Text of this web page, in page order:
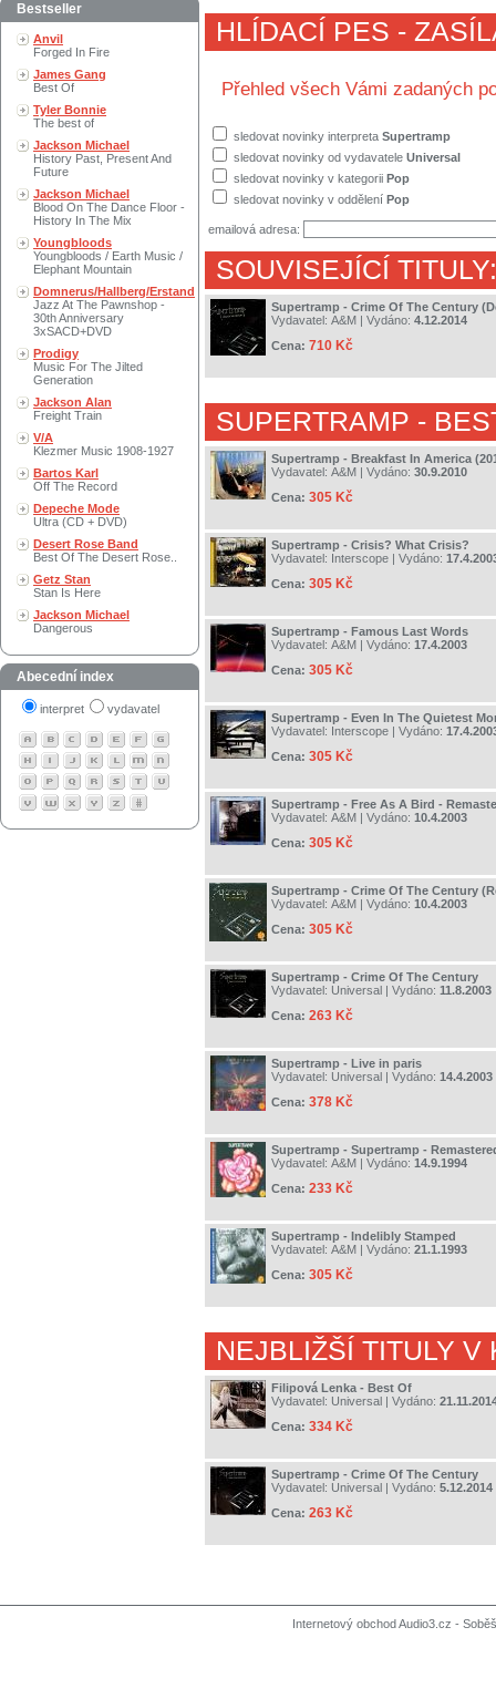
Bestseller
Anvil
Forged In Fire
James Gang
Best Of
Tyler Bonnie
The best of
Jackson Michael
History Past, Present And
Future
Jackson Michael
Blood On The Dance Floor -
History In The Mix
Youngbloods
Youngbloods / Earth Music /
Elephant Mountain
Domnerus/Hallberg/Erstand
Jazz At The Pawnshop -
30th Anniversary
3xSACD+DVD
Prodigy
Music For The Jilted
Generation
Jackson Alan
Freight Train
V/A
Klezmer Music 1908-1927
Bartos Karl
Off The Record
Depeche Mode
Ultra (CD + DVD)
Desert Rose Band
Best Of The Desert Rose..
Getz Stan
Stan Is Here
Jackson Michael
Dangerous
Abecední index
interpret vydavatel
HLÍDACÍ PES -
Přehled všech Vámi zadaných
sledovat novinky interpreta Supertramp
sledovat novinky od vydavatele Universal
sledovat novinky v kategorii Pop
sledovat novinky v oddělení Pop
emailová adresa:
SOUVISEJÍCÍ TITULY:
Supertramp - Crime Of The Century
Vydavatel: A&M | Vydáno: 4.12.2014
Cena: 710 Kč
SUPERTRAMP -
Supertramp - Breakfast In America
Vydavatel: A&M | Vydáno: 30.9.2010
Cena: 305 Kč
Supertramp - Crisis? What Crisis?
Vydavatel: Interscope | Vydáno:
Cena: 305 Kč
Supertramp - Famous Last Words
Vydavatel: A&M | Vydáno: 17.4.2003
Cena: 305 Kč
Supertramp - Even In The Quietest
Vydavatel: Interscope | Vydáno:
Cena: 305 Kč
Supertramp - Free As A Bird -
Vydavatel: A&M | Vydáno: 10.4.2003
Cena: 305 Kč
Supertramp - Crime Of The Century
Vydavatel: A&M | Vydáno: 10.4.2003
Cena: 305 Kč
Supertramp - Crime Of The Century
Vydavatel: Universal | Vydáno: 11.8.2003
Cena: 263 Kč
Supertramp - Live in paris
Vydavatel: Universal | Vydáno: 14.4.2003
Cena: 378 Kč
Supertramp - Supertramp -
Vydavatel: A&M | Vydáno: 14.9.1994
Cena: 233 Kč
Supertramp - Indelibly Stamped
Vydavatel: A&M | Vydáno: 21.1.1993
Cena: 305 Kč
NEJBLIŽŠÍ TITULY V
Filipová Lenka - Best Of
Vydavatel: Universal | Vydáno:
Cena: 334 Kč
Supertramp - Crime Of The Century
Vydavatel: Universal | Vydáno: 5.12.2014
Cena: 263 Kč
Internetový obchod Audio3.cz -